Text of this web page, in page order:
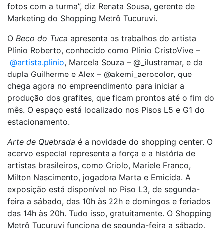
fotos com a turma”, diz Renata Sousa, gerente de
Marketing do Shopping Metrô Tucuruvi.
O Beco do Tuca apresenta os trabalhos do artista
Plínio Roberto, conhecido como Plínio CristoVive –
@artista.plinio, Marcela Souza – @_ilustramar, e da
dupla Guilherme e Alex – @akemi_aerocolor, que
chega agora no empreendimento para iniciar a
produção dos grafites, que ficam prontos até o fim do
mês. O espaço está localizado nos Pisos L5 e G1 do
estacionamento.
Arte de Quebrada é a novidade do shopping center. O
acervo especial representa a força e a história de
artistas brasileiros, como Criolo, Mariele Franco,
Milton Nascimento, jogadora Marta e Emicida. A
exposição está disponível no Piso L3, de segunda-
feira a sábado, das 10h às 22h e domingos e feriados
das 14h às 20h. Tudo isso, gratuitamente. O Shopping
Metrô Tucuruvi funciona de segunda-feira a sábado,